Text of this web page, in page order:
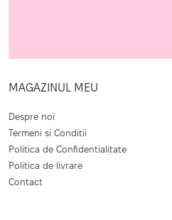
MAGAZINUL MEU
Despre noi
Termeni si Conditii
Politica de Confidentialitate
Politica de livrare
Contact